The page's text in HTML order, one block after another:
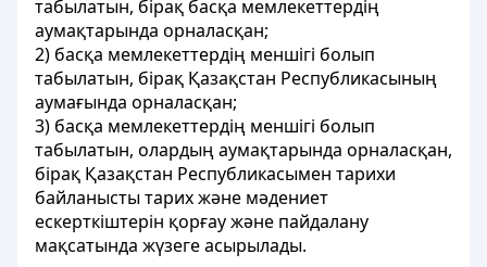
табылатын, бірақ басқа мемлекеттердің
аумақтарында орналасқан;
2) басқа мемлекеттердің меншігі болып
табылатын, бірақ Қазақстан Республикасының
аумағында орналасқан;
3) басқа мемлекеттердің меншігі болып
табылатын, олардың аумақтарында орналасқан,
бірақ Қазақстан Республикасымен тарихи
байланысты тарих және мәдениет
ескерткіштерін қорғау және пайдалану
мақсатында жүзеге асырылады.